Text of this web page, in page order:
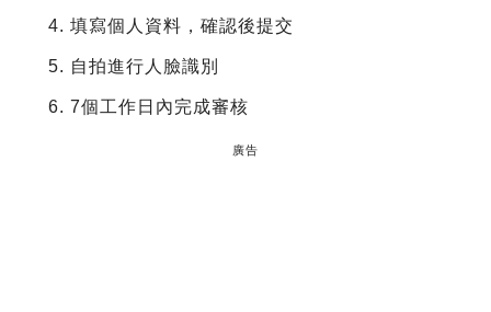
填寫個人資料，確認後提交
自拍進行人臉識別
7個工作日內完成審核
廣告